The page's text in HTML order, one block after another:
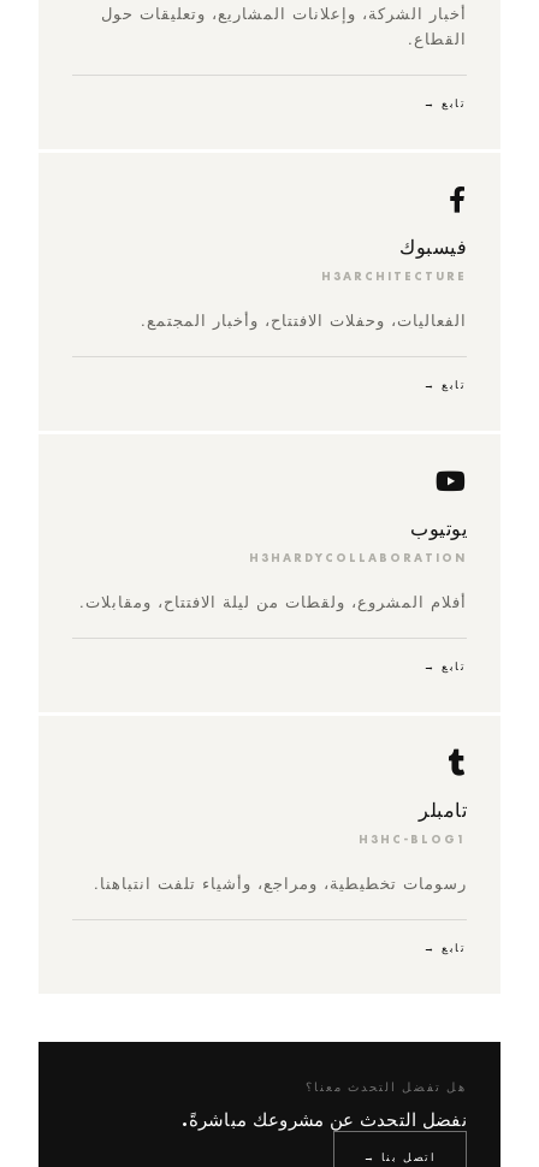
أخبار الشركة، وإعلانات المشاريع، وتعليقات حول
القطاع.
تابع →
فيسبوك
H3ARCHITECTURE
الفعاليات، وحفلات الافتتاح، وأخبار المجتمع.
تابع →
يوتيوب
H3HARDYCOLLABORATION
أفلام المشروع، ولقطات من ليلة الافتتاح، ومقابلات.
تابع →
تامبلر
H3HC-BLOG1
رسومات تخطيطية، ومراجع، وأشياء تلفت انتباهنا.
تابع →
هل تفضل التحدث معنا؟
نفضل التحدث عن مشروعك مباشرةً.
اتصل بنا →